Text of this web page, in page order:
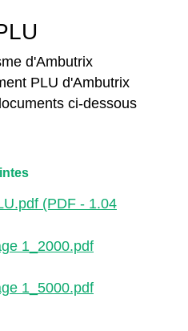
d'Ambutrix
PLU d'Ambutrix
ci-dessous
(PDF - 1.04
1_2000.pdf
1_5000.pdf